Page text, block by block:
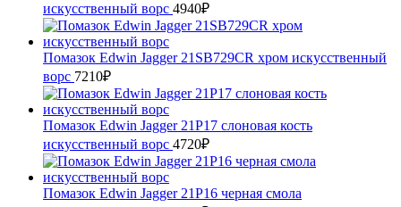
искусственный ворс 4940₽
Помазок Edwin Jagger 21SB729CR хром искусственный
ворс 7210₽
Помазок Edwin Jagger 21P17 слоновая кость
искусственный ворc 4720₽
Помазок Edwin Jagger 21P16 черная смола